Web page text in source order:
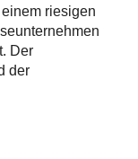
riesigen
Der
der